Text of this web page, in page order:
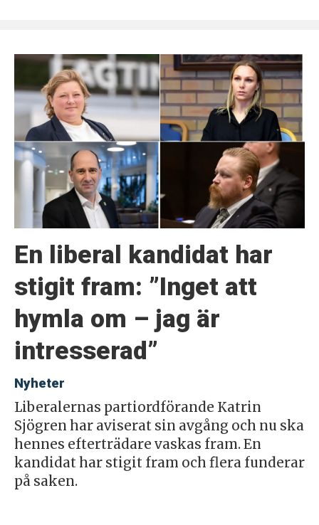
En liberal kandidat har
stigit fram: ”Inget att
hymla om – jag är
intresserad”
Nyheter
Liberalernas partiordförande Katrin
Sjögren har aviserat sin avgång och nu ska
hennes efterträdare vaskas fram. En
kandidat har stigit fram och flera funderar
på saken.